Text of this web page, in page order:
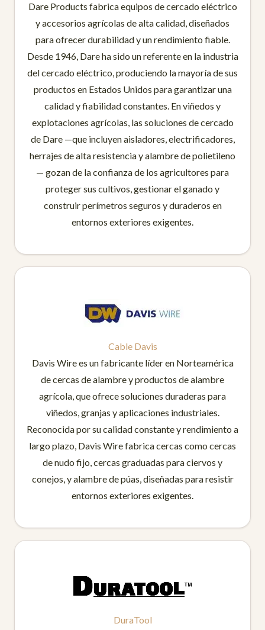
Dare Products fabrica equipos de cercado eléctrico
y accesorios agrícolas de alta calidad, diseñados
para ofrecer durabilidad y un rendimiento fiable.
Desde 1946, Dare ha sido un referente en la industria
del cercado eléctrico, produciendo la mayoría de sus
productos en Estados Unidos para garantizar una
calidad y fiabilidad constantes. En viñedos y
explotaciones agrícolas, las soluciones de cercado
de Dare —que incluyen aisladores, electrificadores,
herrajes de alta resistencia y alambre de polietileno
— gozan de la confianza de los agricultores para
proteger sus cultivos, gestionar el ganado y
construir perímetros seguros y duraderos en
entornos exteriores exigentes.
Cable Davis
Davis Wire es un fabricante líder en Norteamérica
de cercas de alambre y productos de alambre
agrícola, que ofrece soluciones duraderas para
viñedos, granjas y aplicaciones industriales.
Reconocida por su calidad constante y rendimiento a
largo plazo, Davis Wire fabrica cercas como cercas
de nudo fijo, cercas graduadas para ciervos y
conejos, y alambre de púas, diseñadas para resistir
entornos exteriores exigentes.
DuraTool